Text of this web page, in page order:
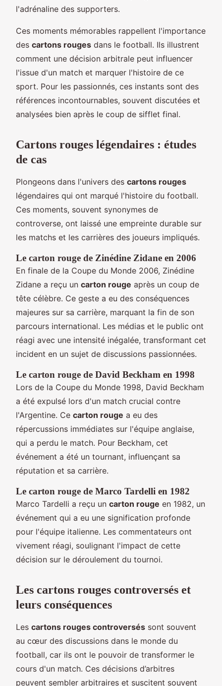
l'adrénaline des supporters.
Ces moments mémorables rappellent l'importance
des cartons rouges dans le football. Ils illustrent
comment une décision arbitrale peut influencer
l'issue d'un match et marquer l'histoire de ce
sport. Pour les passionnés, ces instants sont des
références incontournables, souvent discutées et
analysées bien après le coup de sifflet final.
Cartons rouges légendaires : études
de cas
Plongeons dans l'univers des cartons rouges
légendaires qui ont marqué l'histoire du football.
Ces moments, souvent synonymes de
controverse, ont laissé une empreinte durable sur
les matchs et les carrières des joueurs impliqués.
Le carton rouge de Zinédine Zidane en 2006
En finale de la Coupe du Monde 2006, Zinédine
Zidane a reçu un carton rouge après un coup de
tête célèbre. Ce geste a eu des conséquences
majeures sur sa carrière, marquant la fin de son
parcours international. Les médias et le public ont
réagi avec une intensité inégalée, transformant cet
incident en un sujet de discussions passionnées.
Le carton rouge de David Beckham en 1998
Lors de la Coupe du Monde 1998, David Beckham
a été expulsé lors d'un match crucial contre
l'Argentine. Ce carton rouge a eu des
répercussions immédiates sur l'équipe anglaise,
qui a perdu le match. Pour Beckham, cet
événement a été un tournant, influençant sa
réputation et sa carrière.
Le carton rouge de Marco Tardelli en 1982
Marco Tardelli a reçu un carton rouge en 1982, un
événement qui a eu une signification profonde
pour l'équipe italienne. Les commentateurs ont
vivement réagi, soulignant l'impact de cette
décision sur le déroulement du tournoi.
Les cartons rouges controversés et
leurs conséquences
Les cartons rouges controversés sont souvent
au cœur des discussions dans le monde du
football, car ils ont le pouvoir de transformer le
cours d'un match. Ces décisions d’arbitres
peuvent sembler arbitraires et suscitent souvent